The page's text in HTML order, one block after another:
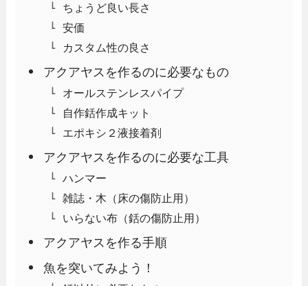
ちょうど良い長さ
安価
カスタム性の良さ
アクアヤスを作るのに必要なもの
オールステンレスパイプ
自作銛作成キット
エポキシ２液接着剤
アクアヤスを作るのに必要な工具
ハンマー
雑誌・木（床の傷防止用）
いらない布（銛の傷防止用）
アクアヤスを作る手順
魚を突いてみよう！